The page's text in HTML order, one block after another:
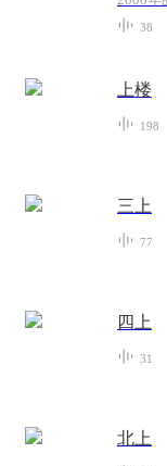
38
上楼
198
三上
77
四上
31
北上